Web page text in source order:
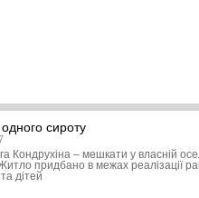
сироту
Кондрухіна – мешкати у власній
придбано в межах реалізації
дітей